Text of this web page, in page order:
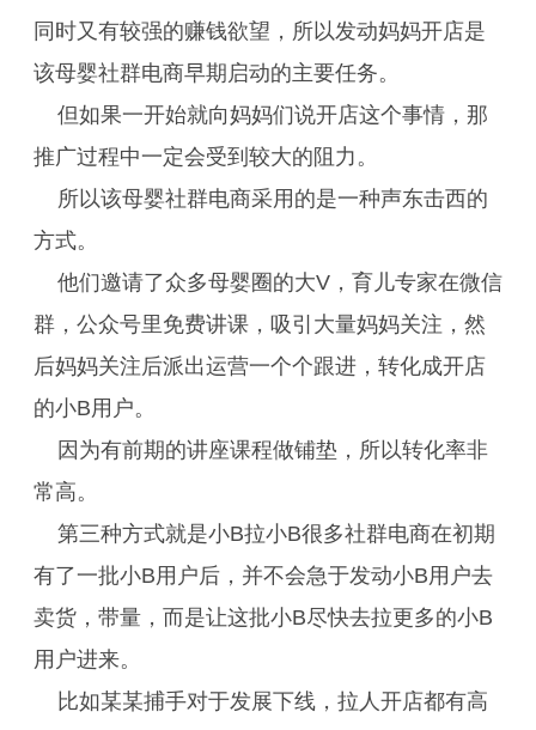
同时又有较强的赚钱欲望，所以发动妈妈开店是
该母婴社群电商早期启动的主要任务。
但如果一开始就向妈妈们说开店这个事情，那
推广过程中一定会受到较大的阻力。
所以该母婴社群电商采用的是一种声东击西的
方式。
他们邀请了众多母婴圈的大V，育儿专家在微信
群，公众号里免费讲课，吸引大量妈妈关注，然
后妈妈关注后派出运营一个个跟进，转化成开店
的小B用户。
因为有前期的讲座课程做铺垫，所以转化率非
常高。
第三种方式就是小B拉小B很多社群电商在初期
有了一批小B用户后，并不会急于发动小B用户去
卖货，带量，而是让这批小B尽快去拉更多的小B
用户进来。
比如某某捕手对于发展下线，拉人开店都有高